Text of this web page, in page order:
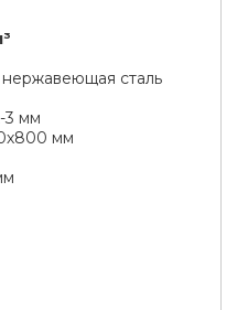
сталь
3 мм
мм